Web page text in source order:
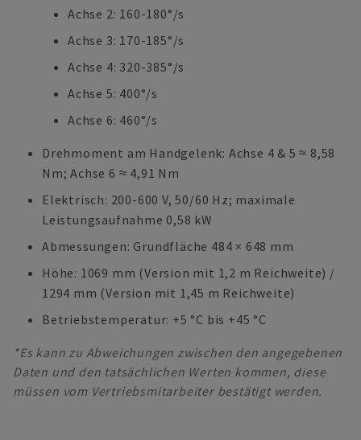
Achse 2: 160-180°/s
Achse 3: 170-185°/s
Achse 4: 320-385°/s
Achse 5: 400°/s
Achse 6: 460°/s
Drehmoment am Handgelenk: Achse 4 & 5 ≈ 8,58
Nm; Achse 6 ≈ 4,91 Nm
Elektrisch: 200-600 V, 50/60 Hz; maximale
Leistungsaufnahme 0,58 kW
Abmessungen: Grundfläche 484 × 648 mm
Höhe: 1069 mm (Version mit 1,2 m Reichweite) /
1294 mm (Version mit 1,45 m Reichweite)
Betriebstemperatur: +5 °C bis +45 °C
*Es kann zu Abweichungen zwischen den angegebenen
Daten und den tatsächlichen Werten kommen, diese
müssen vom Vertriebsmitarbeiter bestätigt werden.